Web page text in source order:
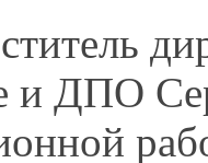
и ДПО